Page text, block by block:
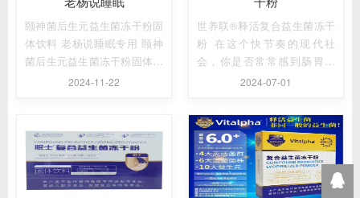
颐神菌后生元益生菌冻干粉固
体饮料 老杨说睡眠专用 颐神
菌后生元益生菌冻干粉固体饮
2024-11-22
世养联®释活复合益生菌冻干
粉 在这个快节奏的现代社
会，你是否常常感到肠胃不
适，便秘问题困扰着你？你是
2024-07-01